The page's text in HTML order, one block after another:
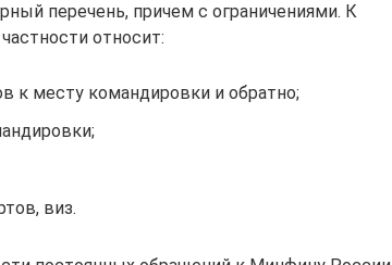
перечень, причем с ограничениями. К
относит:
к месту командировки и обратно;
виз.